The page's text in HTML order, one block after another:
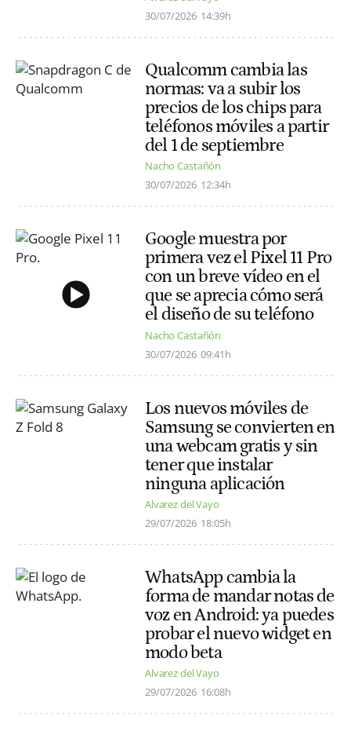
30/07/2026 14:39h
Qualcomm cambia las
normas: va a subir los
precios de los chips para
teléfonos móviles a partir
del 1 de septiembre
Nacho Castañón
30/07/2026 12:34h
Google muestra por
primera vez el Pixel 11 Pro
con un breve vídeo en el
que se aprecia cómo será
el diseño de su teléfono
Nacho Castañón
30/07/2026 09:41h
Los nuevos móviles de
Samsung se convierten en
una webcam gratis y sin
tener que instalar
ninguna aplicación
Alvarez del Vayo
29/07/2026 18:05h
WhatsApp cambia la
forma de mandar notas de
voz en Android: ya puedes
probar el nuevo widget en
modo beta
Alvarez del Vayo
29/07/2026 16:08h